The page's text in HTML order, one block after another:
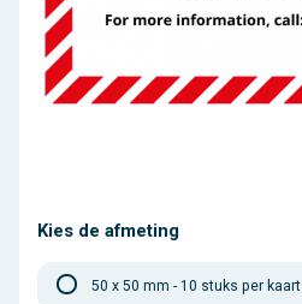
Kies de afmeting
50 x 50 mm - 10 stuks per kaart